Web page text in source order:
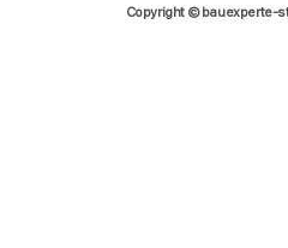
Copyright © bauexperte-